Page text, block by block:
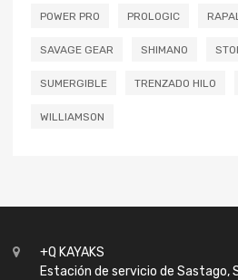
POWER PRO PROLOGIC
SAVAGE GEAR SHIMANO
SUMERGIBLE TRENZADO HILO
WILLIAMSON
+Q KAYAKS
Estación de servicio de Sastago,